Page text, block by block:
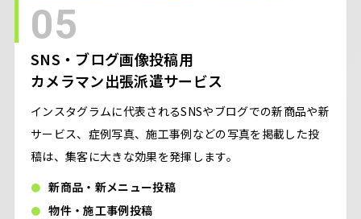
05
SNS・ブログ画像投稿用
カメラマン出張派遣サービス
インスタグラムに代表されるSNSやブログでの新商品や新
サービス、症例写真、施工事例などの写真を掲載した投
稿は、集客に大きな効果を発揮します。
新商品・新メニュー投稿
物件・施工事例投稿